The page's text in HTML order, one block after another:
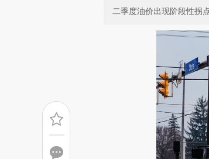
二季度油价出现阶段性拐